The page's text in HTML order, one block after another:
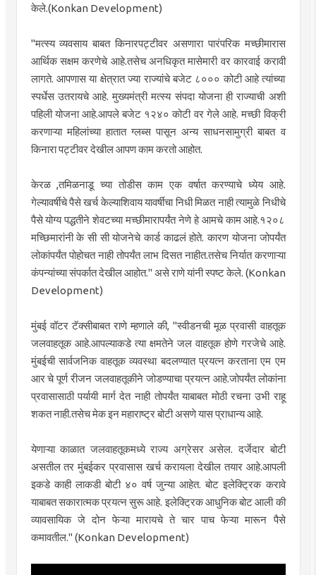
केले.(Konkan Development)
"मत्स्य व्यवसाय बाबत किनारपट्टीवर असणारा पारंपरिक मच्छीमारास
आर्थिक सक्षम करणेचे आहे.तसेच अनधिकृत मासेमारी वर कारवाई करावी
लागते. आपणास या क्षेत्रात ज्या राज्यांचे बजेट ८००० कोटी आहे त्यांच्या
स्पर्धेस उतरायचे आहे. मुख्यमंत्री मत्स्य संपदा योजना ही राज्याची अशी
पहिली योजना आहे.आपले बजेट १२४० कोटी वर गेले आहे. मच्छी विक्री
करणाऱ्या महिलांच्या हातात ग्लब्स पासून अन्य साधनसामुग्री बाबत व
किनारा पट्टीवर देखील आपण काम करतो आहोत.
केरळ ,तमिळनाडू च्या तोडीस काम एक वर्षात करण्याचे ध्येय आहे.
गेल्यावर्षीचे पैसे खर्च केल्याशिवाय यावर्षीचा निधी मिळत नाही त्यामुळे निधीचे
पैसे योग्य पद्धतीने शेवटच्या मच्छीमारापर्यंत नेणे हे आमचे काम आहे.१२०८
मच्छिमारांनी के सी सी योजनेचे कार्ड काढलं होते. कारण योजना जोपर्यंत
लोकांपर्यंत पोहोचत नाही तोपर्यंत लाभ दिसत नाहीत.तसेच निर्यात करणाऱ्या
कंपन्यांच्या संपर्कात देखील आहोत." असे राणे यांनी स्पष्ट केले. (Konkan
Development)
मुंबई वॉटर टॅक्सीबाबत राणे म्हणाले की, "स्वीडनची मूळ प्रवासी वाहतूक
जलवाहतूक आहे.आपल्याकडे त्या क्षमतेने जल वाहतूक होणे गरजेचे आहे.
मुंबईची सार्वजनिक वाहतूक व्यवस्था बदलण्यात प्रयत्न करताना एम एम
आर चे पूर्ण रीजन जलवाहतूकीने जोडण्याचा प्रयत्न आहे.जोपर्यंत लोकांना
प्रवासासाठी पर्यायी मार्ग देत नाही तोपर्यंत याबाबत मोठी रचना उभी राहू
शकत नाही.तसेच मेक इन महाराष्ट्र बोटी असणे यास प्राधान्य आहे.
येणाऱ्या काळात जलवाहतूकमध्ये राज्य अग्रेसर असेल. दर्जेदार बोटी
असतील तर मुंबईकर प्रवासास खर्च करायला देखील तयार आहे.आपली
इकडे काही लाकडी बोटी ४० वर्ष जुन्या आहेत. बोट इलेक्ट्रिक करावे
याबाबत सकारात्मक प्रयत्न सुरू आहे. इलेक्ट्रिक आधुनिक बोट आली की
व्यावसायिक जे दोन फेऱ्या मारायचे ते चार पाच फेऱ्या मारून पैसे
कमावतील." (Konkan Development)